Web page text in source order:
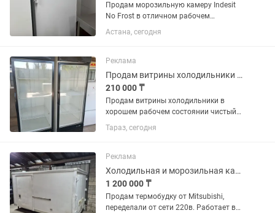
Продам морозильную камеру Indesit
No Frost в отличном рабочем
состоянии. Полностью исправна,
хорошо морозит, работает тихо.
требуется. Чистая, без посторонних...
Астана, сегодня
Реклама
Продам витрины холодильники в хорошем рабочем состоянии чистый
210 000 ₸
Продам витрины холодильники в
хорошем рабочем состоянии чистый
цена за каждый по 250 тысяч
Тараз, сегодня
Реклама
Холодильная и морозильная камера
1 200 000 ₸
Продам термобудку от Mitsubishi,
переделали от сети 220в. Работает в